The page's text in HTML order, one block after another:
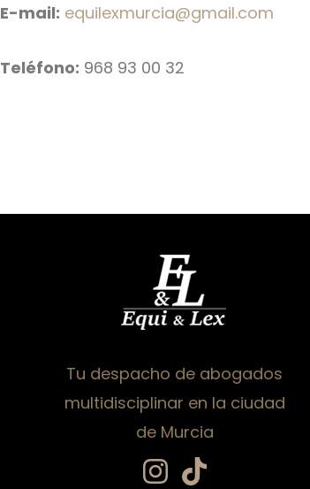
E-mail: equilexmurcia@gmail.com
Teléfono: 968 93 00 32
Tu despacho de abogados
multidisciplinar en la ciudad
de Murcia